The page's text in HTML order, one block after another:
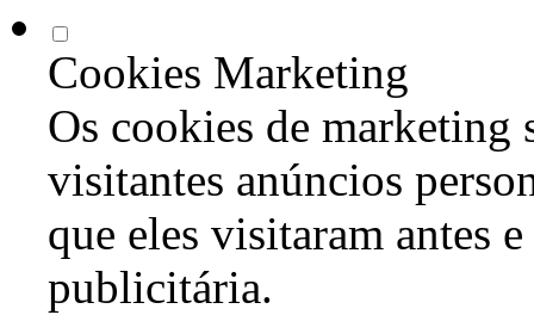
Cookies Marketing
Os cookies de marketing
visitantes anúncios
que eles visitaram antes
publicitária.